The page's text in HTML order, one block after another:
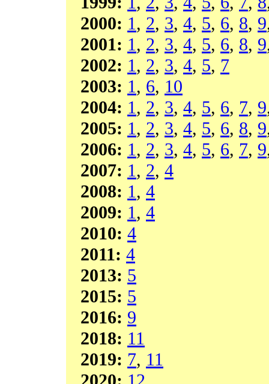
2000: 1, 2, 3, 4, 5, 6, 8, 9
2001: 1, 2, 3, 4, 5, 6, 8, 9
2002: 1, 2, 3, 4, 5, 7
2003: 1, 6, 10
2004: 1, 2, 3, 4, 5, 6, 7, 9
2005: 1, 2, 3, 4, 5, 6, 8, 9
2006: 1, 2, 3, 4, 5, 6, 7, 9
2007: 1, 2, 4
2008: 1, 4
2009: 1, 4
2010: 4
2011: 4
2013: 5
2015: 5
2016: 9
2018: 11
2019: 7, 11